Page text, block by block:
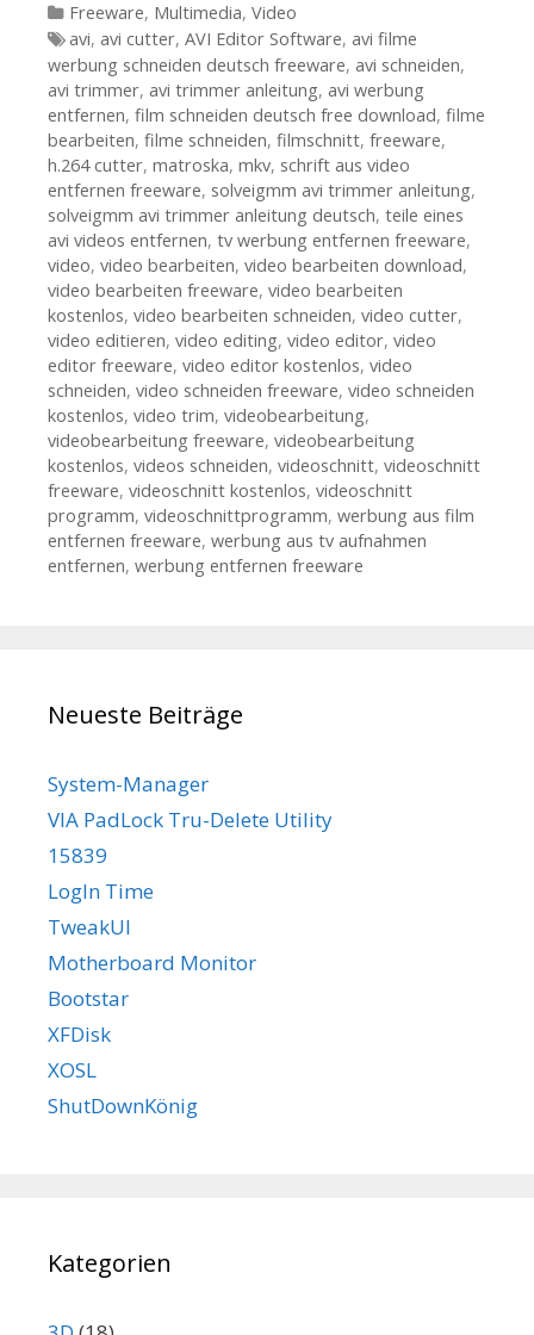
Kategorien
Freeware, Multimedia, Video
Tags
avi, avi cutter, AVI Editor Software, avi filme
werbung schneiden deutsch freeware, avi schneiden,
avi trimmer, avi trimmer anleitung, avi werbung
entfernen, film schneiden deutsch free download, filme
bearbeiten, filme schneiden, filmschnitt, freeware,
h.264 cutter, matroska, mkv, schrift aus video
entfernen freeware, solveigmm avi trimmer anleitung,
solveigmm avi trimmer anleitung deutsch, teile eines
avi videos entfernen, tv werbung entfernen freeware,
video, video bearbeiten, video bearbeiten download,
video bearbeiten freeware, video bearbeiten
kostenlos, video bearbeiten schneiden, video cutter,
video editieren, video editing, video editor, video
editor freeware, video editor kostenlos, video
schneiden, video schneiden freeware, video schneiden
kostenlos, video trim, videobearbeitung,
videobearbeitung freeware, videobearbeitung
kostenlos, videos schneiden, videoschnitt, videoschnitt
freeware, videoschnitt kostenlos, videoschnitt
programm, videoschnittprogramm, werbung aus film
entfernen freeware, werbung aus tv aufnahmen
entfernen, werbung entfernen freeware
Neueste Beiträge
System-Manager
VIA PadLock Tru-Delete Utility
15839
LogIn Time
TweakUI
Motherboard Monitor
Bootstar
XFDisk
XOSL
ShutDownKönig
Kategorien